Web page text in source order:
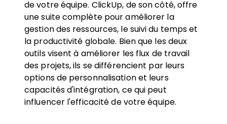
de votre équipe. ClickUp, de son côté, offre
une suite complète pour améliorer la
gestion des ressources, le suivi du temps et
la productivité globale. Bien que les deux
outils visent à améliorer les flux de travail
des projets, ils se différencient par leurs
options de personnalisation et leurs
capacités d'intégration, ce qui peut
influencer l'efficacité de votre équipe.